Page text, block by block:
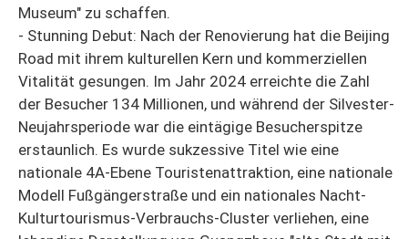
Museum" zu schaffen.
- Stunning Debut: Nach der Renovierung hat die Beijing
Road mit ihrem kulturellen Kern und kommerziellen
Vitalität gesungen. Im Jahr 2024 erreichte die Zahl
der Besucher 134 Millionen, und während der Silvester-
Neujahrsperiode war die eintägige Besucherspitze
erstaunlich. Es wurde sukzessive Titel wie eine
nationale 4A-Ebene Touristenattraktion, eine nationale
Modell Fußgängerstraße und ein nationales Nacht-
Kulturtourismus-Verbrauchs-Cluster verliehen, eine